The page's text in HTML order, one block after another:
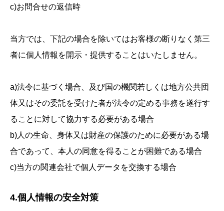
c)お問合せの返信時
当方では、下記の場合を除いてはお客様の断りなく第三
者に個人情報を開示・提供することはいたしません。
a)法令に基づく場合、及び国の機関若しくは地方公共団
体又はその委託を受けた者が法令の定める事務を遂行す
ることに対して協力する必要がある場合
b)人の生命、身体又は財産の保護のために必要がある場
合であって、本人の同意を得ることが困難である場合
c)当方の関連会社で個人データを交換する場合
4.個人情報の安全対策